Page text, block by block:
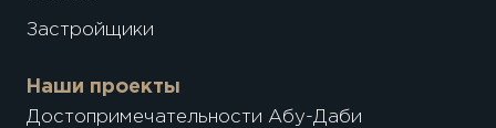
Застройщики
Наши проекты
Достопримечательности Абу-Даби